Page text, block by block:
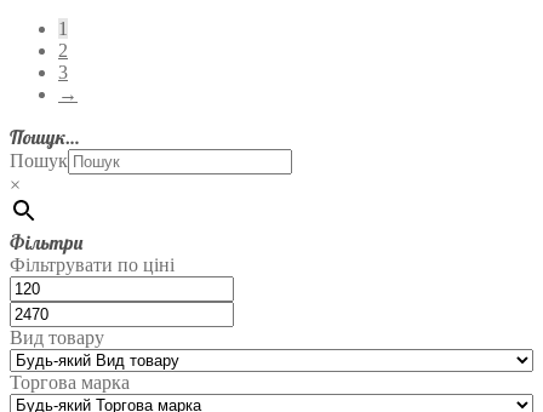
1
2
3
→
Пошук…
Пошук
×
Фільтри
Фільтрувати по ціні
Вид товару
Торгова марка